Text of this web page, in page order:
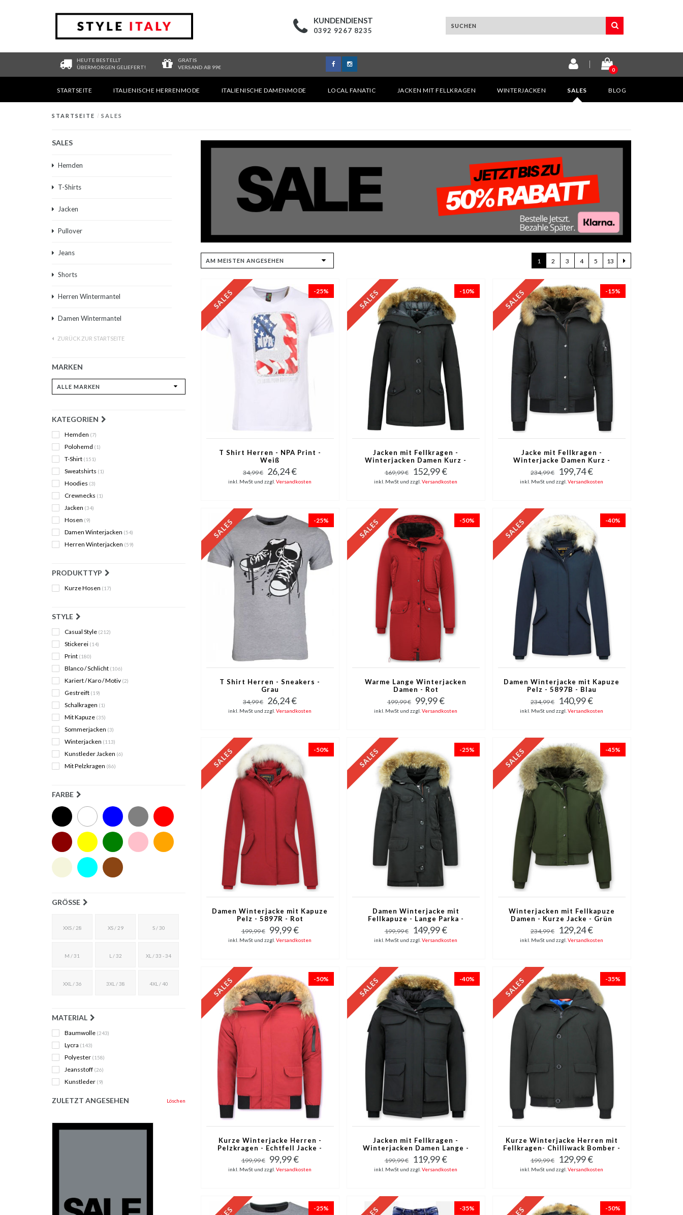
KUNDENDIENST
0392 9267 8235
HEUTE BESTELLT
ÜBERMORGEN GELIEFERT!
GRATIS
VERSAND AB 99€
0
STARTSEITE ITALIENISCHE HERRENMODE ITALIENISCHE DAMENMODE LOCAL FANATIC JACKEN MIT FELLKRAGEN WINTERJACKEN SALES BLOG
STARTSEITE / SALES
SALES
Hemden
T-Shirts
Jacken
Pullover
Jeans
Shorts
Herren Wintermantel
Damen Wintermantel
ZURÜCK ZUR STARTSEITE
MARKEN
KATEGORIEN
Hemden (7)
Polohemd (1)
T-Shirt (151)
Sweatshirts (1)
Hoodies (3)
Crewnecks (1)
Jacken (34)
Hosen (9)
Damen Winterjacken (54)
Herren Winterjacken (59)
PRODUKTTYP
Kurze Hosen (17)
STYLE
Casual Style (212)
Stickerei (14)
Print (180)
Blanco / Schlicht (106)
Kariert / Karo / Motiv (2)
Gestreift (19)
Schalkragen (1)
Mit Kapuze (35)
Sommerjacken (3)
Winterjacken (113)
Kunstleder Jacken (6)
Mit Pelzkragen (86)
FARBE
GRÖSSE
XXS / 28 XS / 29 S / 30
M / 31 L / 32 XL / 33 - 34
XXL / 36 3XL / 38 4XL / 40
MATERIAL
Baumwolle (243)
Lycra (143)
Polyester (158)
Jeansstoff (26)
Kunstleder (9)
ZULETZT ANGESEHEN Löschen
1 2 3 4 5 13
-25%
T Shirt Herren - NPA Print -
Weiß
34,99 € 26,24 €
inkl. MwSt und zzgl.Versandkosten
-10%
Jacken mit Fellkragen -
Winterjacken Damen Kurz -
Schwarz
169,99 € 152,99 €
inkl. MwSt und zzgl.Versandkosten
-15%
Jacke mit Fellkragen -
Winterjacke Damen Kurz -
Schwarz
234,99 € 199,74 €
inkl. MwSt und zzgl.Versandkosten
-25%
T Shirt Herren - Sneakers -
Grau
34,99 € 26,24 €
inkl. MwSt und zzgl.Versandkosten
-50%
Warme Lange Winterjacken
Damen - Rot
199,99 € 99,99 €
inkl. MwSt und zzgl.Versandkosten
-40%
Damen Winterjacke mit Kapuze
Pelz - 5897B - Blau
234,99 € 140,99 €
inkl. MwSt und zzgl.Versandkosten
-50%
Damen Winterjacke mit Kapuze
Pelz - 5897R - Rot
199,99 € 99,99 €
inkl. MwSt und zzgl.Versandkosten
-25%
Damen Winterjacke mit
Fellkapuze - Lange Parka -
Schwarz
199,99 € 149,99 €
inkl. MwSt und zzgl.Versandkosten
-45%
Winterjacken mit Fellkapuze
Damen - Kurze Jacke - Grün
234,99 € 129,24 €
inkl. MwSt und zzgl.Versandkosten
-50%
Kurze Winterjacke Herren -
Pelzkragen - Echtfell Jacke -
Canada - Rot
199,99 € 99,99 €
inkl. MwSt und zzgl.Versandkosten
-40%
Jacken mit Fellkragen -
Winterjacken Damen Lange -
Schwarz
199,99 € 119,99 €
inkl. MwSt und zzgl.Versandkosten
-35%
Kurze Winterjacke Herren mit
Fellkragen- Chilliwack Bomber -
Schwarz
199,99 € 129,99 €
inkl. MwSt und zzgl.Versandkosten
-25% -35% -50%